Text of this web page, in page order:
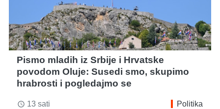
Pismo mladih iz Srbije i Hrvatske
povodom Oluje: Susedi smo, skupimo
hrabrosti i pogledajmo se
access_time 13 sati Politika